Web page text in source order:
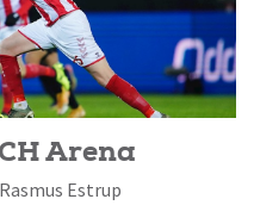
Arena
Estrup